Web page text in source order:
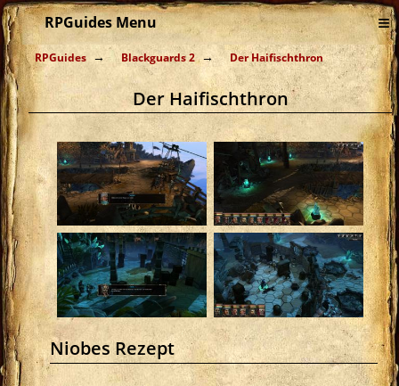
RPGuides Menu ≡
RPGuides Blackguards 2 Der Haifischthron
Der Haifischthron
Niobes Rezept